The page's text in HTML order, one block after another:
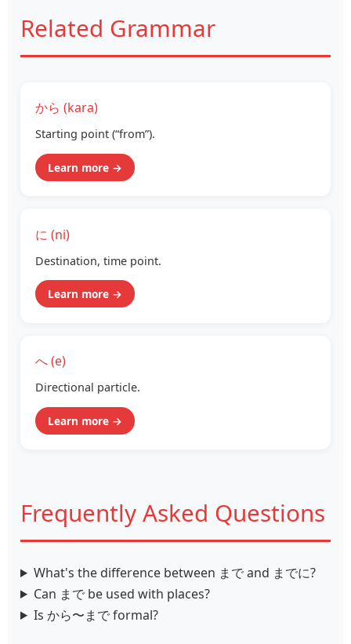
Related Grammar
から (kara)
Starting point (“from”).
Learn more →
に (ni)
Destination, time point.
Learn more →
へ (e)
Directional particle.
Learn more →
Frequently Asked Questions
What's the difference between まで and までに?
Can まで be used with places?
Is から〜まで formal?